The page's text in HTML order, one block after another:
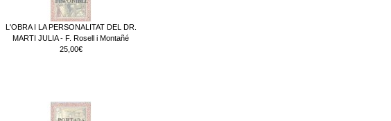
L'OBRA I LA PERSONALITAT DEL DR.
MARTI JULIA - F. Rosell i Montañé
25,00€